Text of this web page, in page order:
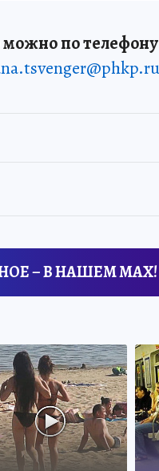
по телефону
– В НАШЕМ MAX!